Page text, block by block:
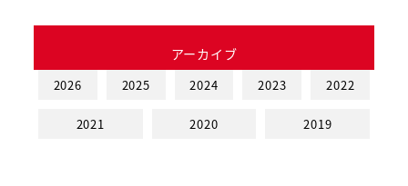
アーカイブ
2026 2025 2024 2023 2022
2021 2020 2019